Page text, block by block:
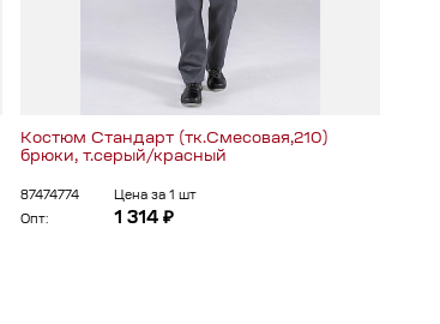
Костюм Стандарт (тк.Смесовая,210)
брюки, т.серый/красный
87474774
Цена за 1 шт
Опт:
1 314 ₽